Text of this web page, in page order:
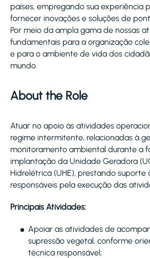
países, empregando sua experiência
fornecer inovações e soluções de
Por meio da ampla gama de nossas
fundamentais para a organização
e para o ambiente de vida dos
mundo.
About the Role
Atuar no apoio às atividades
regime intermitente, relacionadas à
monitoramento ambiental durante a
implantação da Unidade Geradora
Hidrelétrica (UHE), prestando suporte
responsáveis pela execução das
Principais Atividades:
Apoiar as atividades de
supressão vegetal, conforme
técnica responsável;